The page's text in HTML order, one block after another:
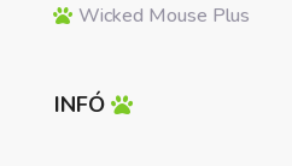
Wicked Mouse Plus
INFÓ